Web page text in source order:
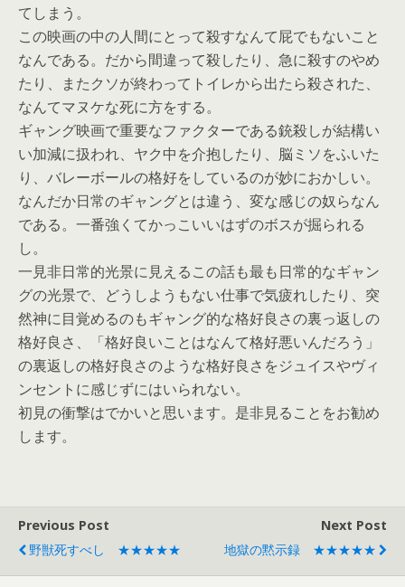
てしまう。
この映画の中の人間にとって殺すなんて屁でもないこと
なんである。だから間違って殺したり、急に殺すのやめ
たり、またクソが終わってトイレから出たら殺された、
なんてマヌケな死に方をする。
ギャング映画で重要なファクターである銃殺しが結構い
い加減に扱われ、ヤク中を介抱したり、脳ミソをふいた
り、バレーボールの格好をしているのが妙におかしい。
なんだか日常のギャングとは違う、変な感じの奴らなん
である。一番強くてかっこいいはずのボスが掘られる
し。
一見非日常的光景に見えるこの話も最も日常的なギャン
グの光景で、どうしようもない仕事で気疲れしたり、突
然神に目覚めるのもギャング的な格好良さの裏っ返しの
格好良さ、「格好良いことはなんて格好悪いんだろう」
の裏返しの格好良さのような格好良さをジュイスやヴィ
ンセントに感じずにはいられない。
初見の衝撃はでかいと思います。是非見ることをお勧め
します。
Previous Post
野獣死すべし ★★★★★
Next Post
地獄の黙示録 ★★★★★